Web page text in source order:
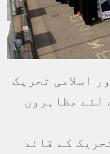
اسلامی تحریک
لئے مظاہروں
کے قائد